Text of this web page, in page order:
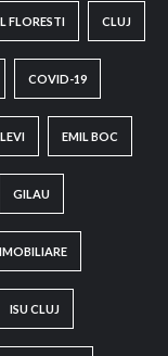
FLORESTI CLUJ
COVID-19
EMIL BOC
GILAU
IMOBILIARE
ISU CLUJ